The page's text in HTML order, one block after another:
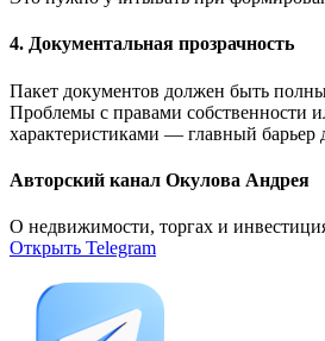
4. Документальная прозрачность
Пакет документов должен быть
Проблемы с правами собственности
характеристиками — главный барьер
Авторский канал Окулова Андрея
О недвижимости, торгах и
Открыть Telegram